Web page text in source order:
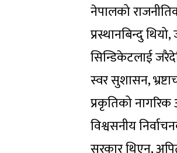
नेपालको
प्रस्थानबिन्दु
सिन्डिकेटलाई
स्वर सुशासन,
प्रकृतिको नागरिक
विश्वसनीय